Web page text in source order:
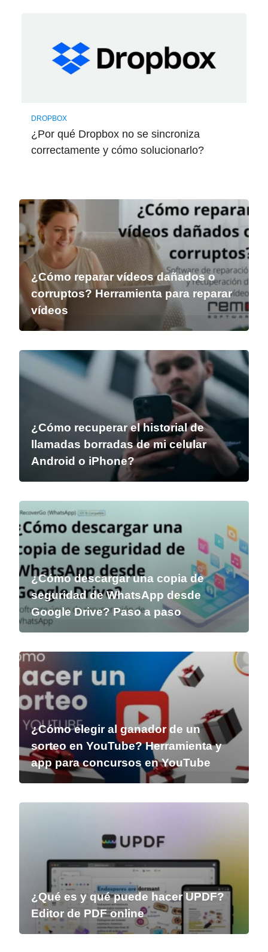
DROPBOX
¿Por qué Dropbox no se sincroniza
correctamente y cómo solucionarlo?
¿Cómo reparar vídeos dañados o
corruptos? Herramienta para reparar
vídeos
¿Cómo recuperar el historial de
llamadas borradas de mi celular
Android o iPhone?
¿Cómo descargar una copia de
seguridad de WhatsApp desde
Google Drive? Paso a paso
¿Cómo elegir al ganador de un
sorteo en YouTube? Herramienta y
app para concursos en YouTube
¿Qué es y qué puede hacer UPDF?
Editor de PDF online